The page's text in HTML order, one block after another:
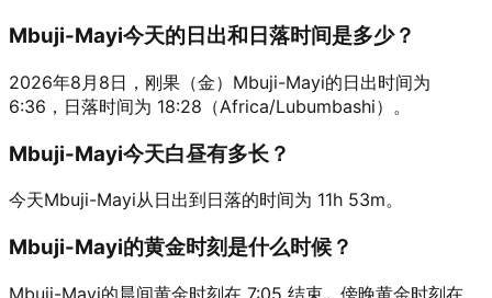
Mbuji-Mayi今天的日出和日落时间是多少？
2026年8月8日，刚果（金）Mbuji-Mayi的日出时间为
6:36，日落时间为 18:28（Africa/Lubumbashi）。
Mbuji-Mayi今天白昼有多长？
今天Mbuji-Mayi从日出到日落的时间为 11h 53m。
Mbuji-Mayi的黄金时刻是什么时候？
Mbuji-Mayi的晨间黄金时刻在 7:05 结束，傍晚黄金时刻在